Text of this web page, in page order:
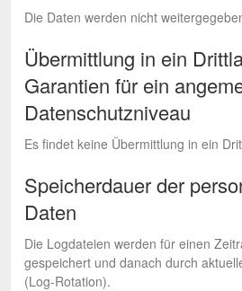
Die Daten werden nicht
Übermittlung in ein
Garantien für ein
Datenschutzniveau
Es findet keine Übermittlung in ein
Speicherdauer der
Daten
Die Logdateien werden für einen
gespeichert und danach durch
(Log-Rotation).